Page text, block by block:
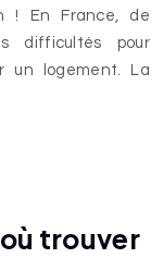
! En France, de
difficultés pour
un logement. La
trouver